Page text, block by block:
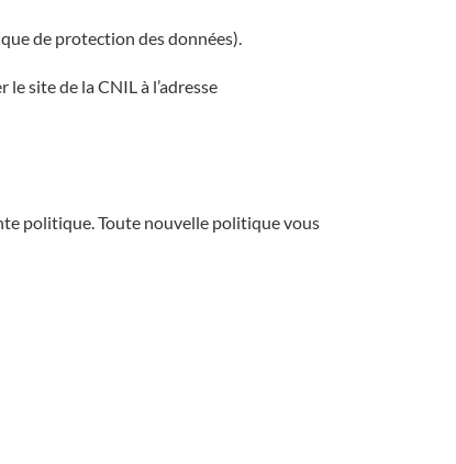
de protection des données).
site de la CNIL à l’adresse
politique. Toute nouvelle politique vous